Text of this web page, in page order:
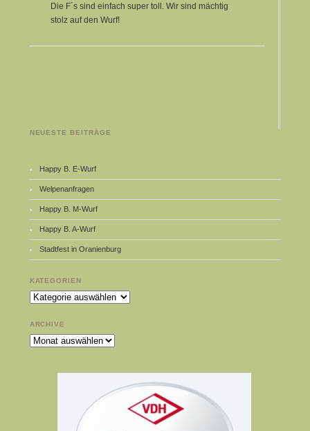
Die F´s sind einfach super toll. Wir sind mächtig
stolz auf den Wurf!
NEUESTE BEITRÄGE
Happy B. E-Wurf
Welpenanfragen
Happy B. M-Wurf
Happy B. A-Wurf
Stadtfest in Oranienburg
KATEGORIEN
Kategorien
ARCHIVE
Archive